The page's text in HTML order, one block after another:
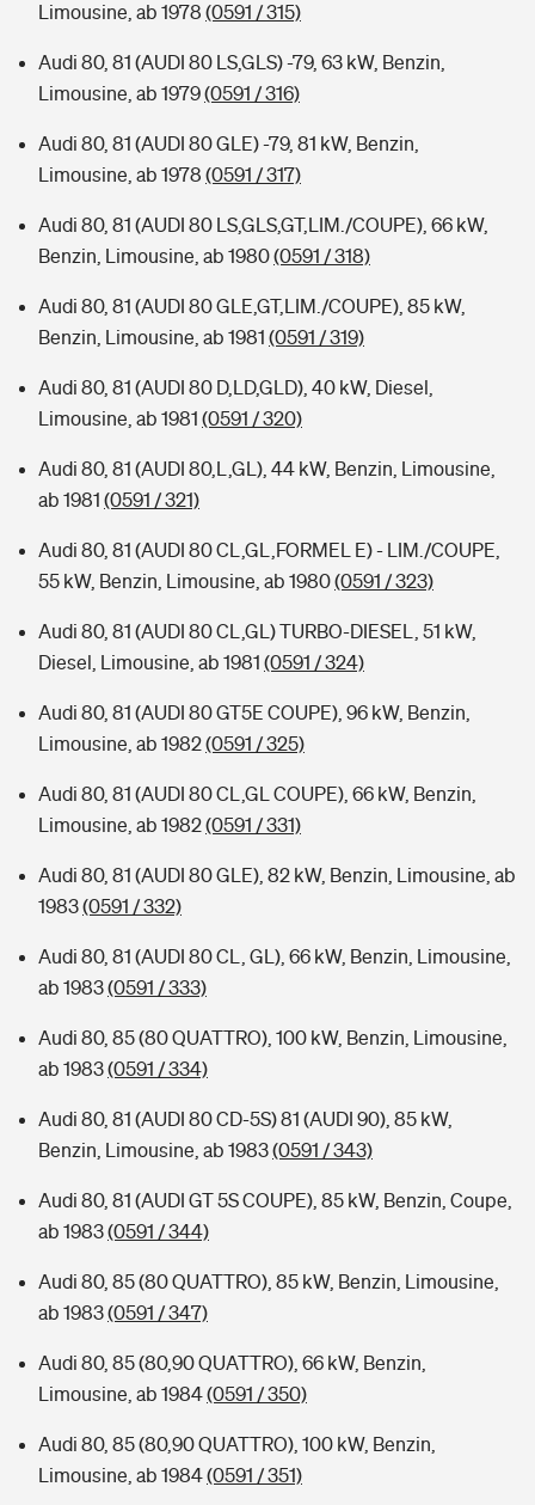
Limousine, ab 1978 (0591 / 315)
Audi 80, 81 (AUDI 80 LS,GLS) -79, 63 kW, Benzin,
Limousine, ab 1979(0591 / 316)
Audi 80, 81 (AUDI 80 GLE) -79, 81 kW, Benzin,
Limousine, ab 1978 (0591 / 317)
Audi 80, 81 (AUDI 80 LS,GLS,GT,LIM./COUPE), 66 kW,
Benzin, Limousine, ab 1980(0591 / 318)
Audi 80, 81 (AUDI 80 GLE,GT,LIM./COUPE), 85 kW,
Benzin, Limousine, ab 1981 (0591 / 319)
Audi 80, 81 (AUDI 80 D,LD,GLD), 40 kW, Diesel,
Limousine, ab 1981 (0591 / 320)
Audi 80, 81 (AUDI 80,L,GL), 44 kW, Benzin, Limousine,
ab 1981 (0591 / 321)
Audi 80, 81 (AUDI 80 CL,GL,FORMEL E) - LIM./COUPE,
55 kW, Benzin, Limousine, ab 1980(0591 / 323)
Audi 80, 81 (AUDI 80 CL,GL) TURBO-DIESEL, 51 kW,
Diesel, Limousine, ab 1981 (0591 / 324)
Audi 80, 81 (AUDI 80 GT5E COUPE), 96 kW, Benzin,
Limousine, ab 1982(0591 / 325)
Audi 80, 81 (AUDI 80 CL,GL COUPE), 66 kW, Benzin,
Limousine, ab 1982(0591 / 331)
Audi 80, 81 (AUDI 80 GLE), 82 kW, Benzin, Limousine, ab
1983(0591 / 332)
Audi 80, 81 (AUDI 80 CL, GL), 66 kW, Benzin, Limousine,
ab 1983(0591 / 333)
Audi 80, 85 (80 QUATTRO), 100 kW, Benzin, Limousine,
ab 1983(0591 / 334)
Audi 80, 81 (AUDI 80 CD-5S) 81 (AUDI 90), 85 kW,
Benzin, Limousine, ab 1983(0591 / 343)
Audi 80, 81 (AUDI GT 5S COUPE), 85 kW, Benzin, Coupe,
ab 1983(0591 / 344)
Audi 80, 85 (80 QUATTRO), 85 kW, Benzin, Limousine,
ab 1983(0591 / 347)
Audi 80, 85 (80,90 QUATTRO), 66 kW, Benzin,
Limousine, ab 1984(0591 / 350)
Audi 80, 85 (80,90 QUATTRO), 100 kW, Benzin,
Limousine, ab 1984(0591 / 351)